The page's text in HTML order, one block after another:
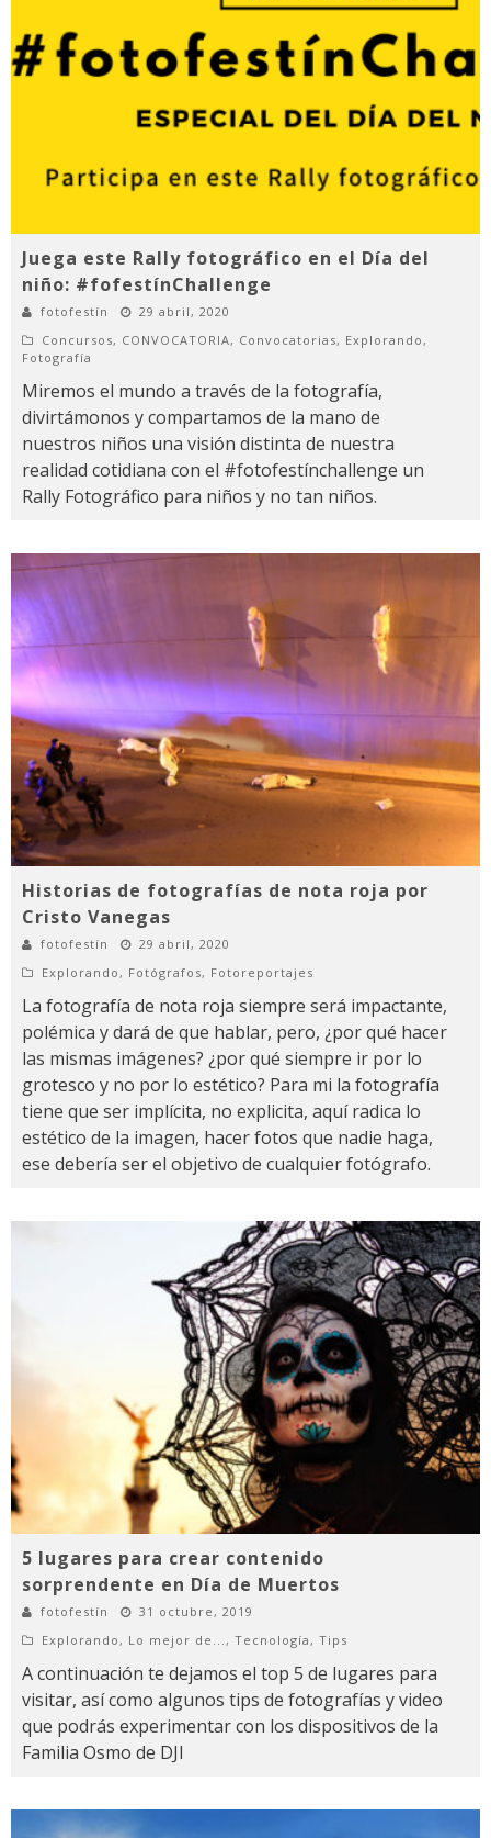
Juega este Rally fotográfico en el Día del
niño: #fofestínChallenge
fotofestín
29 abril, 2020
Concursos, CONVOCATORIA, Convocatorias, Explorando ,
Fotografía
Miremos el mundo a través de la fotografía,
divirtámonos y compartamos de la mano de
nuestros niños una visión distinta de nuestra
realidad cotidiana con el #fotofestínchallenge un
Rally Fotográfico para niños y no tan niños.
Historias de fotografías de nota roja por
Cristo Vanegas
fotofestín
29 abril, 2020
Explorando , Fotógrafos, Fotoreportajes
La fotografía de nota roja siempre será impactante,
polémica y dará de que hablar, pero, ¿por qué hacer
las mismas imágenes? ¿por qué siempre ir por lo
grotesco y no por lo estético? Para mi la fotografía
tiene que ser implícita, no explicita, aquí radica lo
estético de la imagen, hacer fotos que nadie haga,
ese debería ser el objetivo de cualquier fotógrafo.
5 lugares para crear contenido
sorprendente en Día de Muertos
fotofestín
31 octubre, 2019
Explorando, Lo mejor de..., Tecnología, Tips
A continuación te dejamos el top 5 de lugares para
visitar, así como algunos tips de fotografías y video
que podrás experimentar con los dispositivos de la
Familia Osmo de DJI